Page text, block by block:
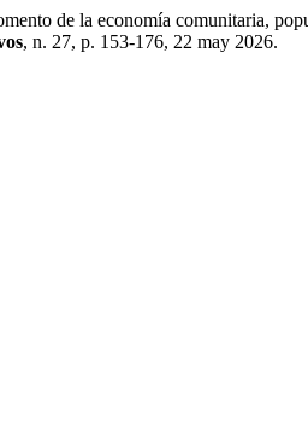
de la economía comunitaria,
, n. 27, p. 153-176, 22 may 2026.